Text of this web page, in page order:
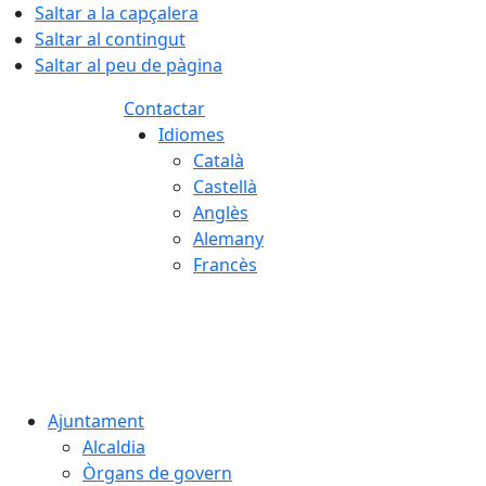
Saltar a la capçalera
Saltar al contingut
Saltar al peu de pàgina
Contactar
Idiomes
Català
Castellà
Anglès
Alemany
Francès
Ajuntament
Alcaldia
Òrgans de govern